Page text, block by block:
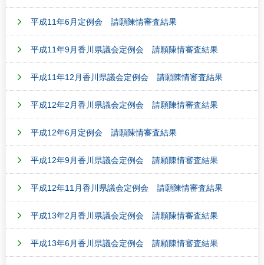
平成11年6月定例会 請願陳情審査結果
平成11年9月香川県議会定例会 請願陳情審査結果
平成11年12月香川県議会定例会 請願陳情審査結果
平成12年2月香川県議会定例会 請願陳情審査結果
平成12年6月定例会 請願陳情審査結果
平成12年9月香川県議会定例会 請願陳情審査結果
平成12年11月香川県議会定例会 請願陳情審査結果
平成13年2月香川県議会定例会 請願陳情審査結果
平成13年6月香川県議会定例会 請願陳情審査結果